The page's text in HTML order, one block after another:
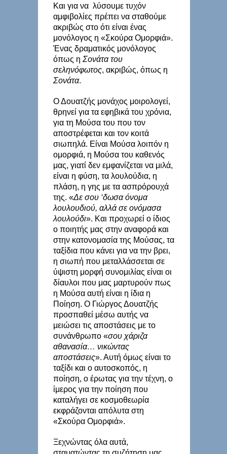
Και για να λύσουμε τυχόν
αμφιβολίες πρέπει να σταθούμε
ακριβώς στο ότι είναι ένας
μονόλογος η «Σκούρα Ομορφιά».
Ένας δραματικός μονόλογος
όπως η Σονάτα του
σεληνόφωτος, ακριβώς, όπως η
Σονάτα.
Ο Δουατζής μονάχος μοιρολογεί,
θρηνεί για τα εφηβικά του χρόνια,
για τη Μούσα του που τον
αποστρέφεται και τον κοιτά
σιωπηλά. Είναι Μούσα λοιπόν η
ομορφιά, η Μούσα του καθενός
μας, γιατί δεν εμφανίζεται να μιλά,
είναι η φύση, τα λουλούδια, η
πλάση, η γης με τα ασπρόρουχά
της. «Δε σου ‘δωσα όνομα
λουλουδιού, αλλά σε ονόμασα
λουλούδι». Και προχωρεί ο ίδιος
ο ποιητής μας στην αναφορά και
στην κατονομασία της Μούσας, τα
ταξίδια που κάνει για να την βρει,
η σιωπή που μεταλλάσσεται σε
ύψιστη μορφή συνομιλίας είναι οι
δίαυλοι που μας μαρτυρούν πως
η Μούσα αυτή είναι η ίδια η
Ποίηση. Ο Γιώργος Δουατζής
προσπαθεί μέσω αυτής να
μειώσει τις αποστάσεις με το
συνάνθρωπο «σου χάριζα
αθανασία… νικώντας
αποστάσεις». Αυτή όμως είναι το
ταξίδι και ο αυτοσκοπός, η
ποίηση, ο έρωτας για την τέχνη, ο
ίμερος για την ποίηση που
καταλήγει σε κοσμοθεωρία
εκφράζονται απόλυτα στη
«Σκούρα Ομορφιά».
Ξεχνώντας όλα αυτά,